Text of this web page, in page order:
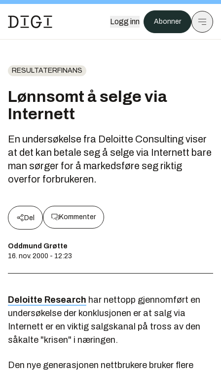
Logg inn Abonner
RESULTATERFINANS
Lønnsomt å selge via
Internett
En undersøkelse fra Deloitte Consulting viser
at det kan betale seg å selge via Internett bare
man sørger for å markedsføre seg riktig
overfor forbrukeren.
Del Kommenter
Oddmund Grøtte
16. nov. 2000 - 12:23
Deloitte Research har nettopp gjennomført en
undersøkelse der konklusjonen er at salg via
Internett er en viktig salgskanal på tross av den
såkalte "krisen" i næringen.
Den nye generasjonen nettbrukere bruker flere